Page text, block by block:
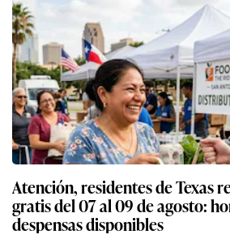
Atención, residentes de Texas
gratis del 07 al 09 de agosto:
despensas disponibles